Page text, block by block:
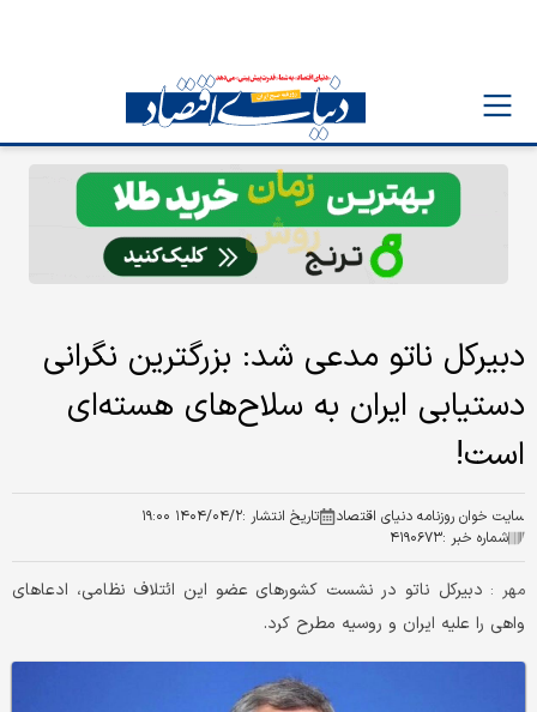
دبیرکل ناتو مدعی شد: بزرگترین نگرانی
دستیابی ایران به سلاح‌های هسته‌ای
است!
سایت خوان روزنامه دنیای اقتصاد تاریخ انتشار :۱۴۰۴/۰۴/۲ ۱۹:۰۰
شماره خبر :۴۱۹۰۶۷۳
مهر : دبیرکل ناتو در نشست کشورهای عضو این ائتلاف نظامی، ادعاهای
واهی را علیه ایران و روسیه مطرح کرد.